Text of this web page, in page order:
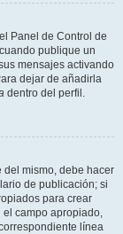
Panel de Control de
cuando publique un
mensajes activando
dejar de añadirla
dentro del perfil.
mismo, debe hacer
de publicación; si
para crear
el campo apropiado,
línea